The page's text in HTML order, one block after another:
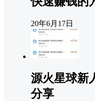
20年6月17日
源火星球新
分享